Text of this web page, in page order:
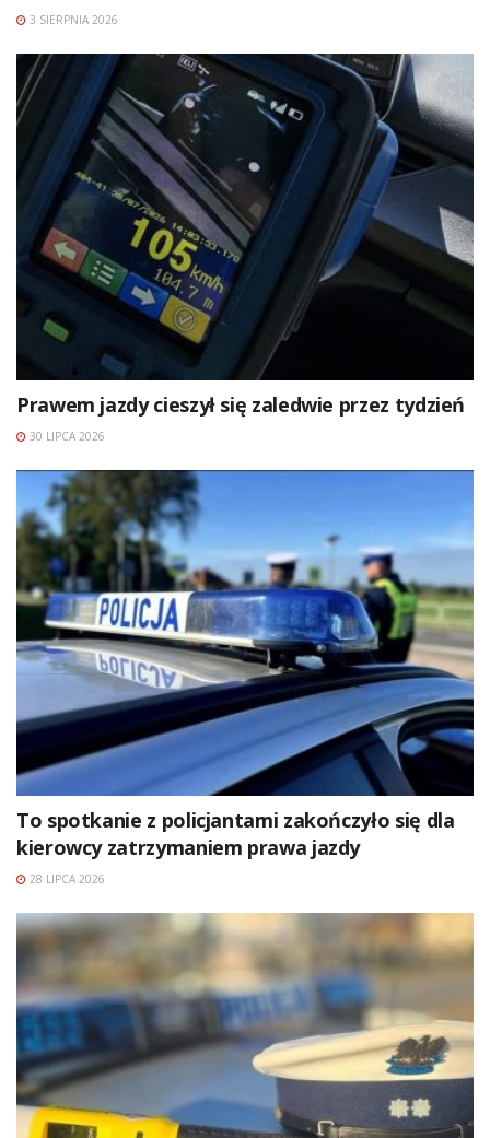
3 SIERPNIA 2026
Prawem jazdy cieszył się zaledwie przez tydzień
30 LIPCA 2026
To spotkanie z policjantami zakończyło się dla
kierowcy zatrzymaniem prawa jazdy
28 LIPCA 2026